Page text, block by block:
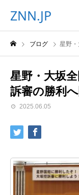
ZNN.JP
ブログ 星野・
星野・大坂
訴審の勝利
2025.06.05